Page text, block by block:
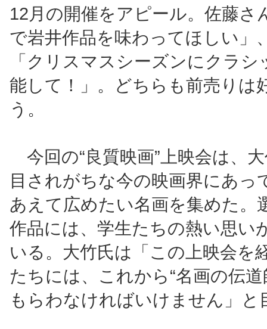
12月の開催をアピール。佐藤さ
で岩井作品を味わってほしい」
「クリスマスシーズンにクラ
能して！」。どちらも前売りは
う。
今回の“良質映画”上映会は、
目されがちな今の映画界にあっ
あえて広めたい名画を集めた。
作品には、学生たちの熱い思い
いる。大竹氏は「この上映会を
たちには、これから“名画の伝
もらわなければいけません」と